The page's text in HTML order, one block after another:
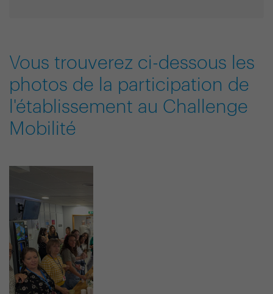
Vous trouverez ci-dessous les
photos de la participation de
l'établissement au Challenge
Mobilité